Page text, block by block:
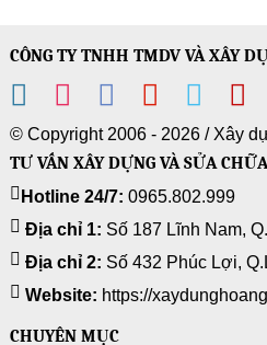
CÔNG TY TNHH TMDV VÀ XÂY
© Copyright 2006 - 2026 / Xây
TƯ VẤN XÂY DỰNG VÀ SỬA CHỮA
Hotline 24/7: 0965.802.999
Địa chỉ 1: Số 187 Lĩnh Nam,
Địa chỉ 2: Số 432 Phúc Lợi,
Website: https://
CHUYÊN MỤC